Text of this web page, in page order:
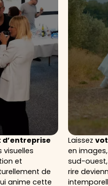
et
de
anime cette
Laissez
en
sud-
rire